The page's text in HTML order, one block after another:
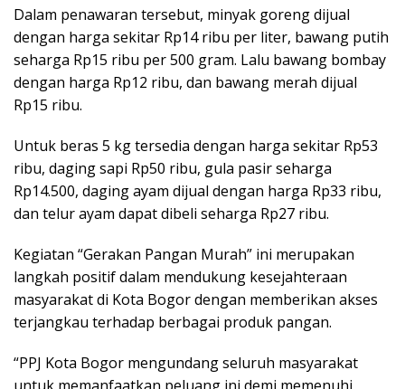
Dalam penawaran tersebut, minyak goreng dijual
dengan harga sekitar Rp14 ribu per liter, bawang putih
seharga Rp15 ribu per 500 gram. Lalu bawang bombay
dengan harga Rp12 ribu, dan bawang merah dijual
Rp15 ribu.
Untuk beras 5 kg tersedia dengan harga sekitar Rp53
ribu, daging sapi Rp50 ribu, gula pasir seharga
Rp14.500, daging ayam dijual dengan harga Rp33 ribu,
dan telur ayam dapat dibeli seharga Rp27 ribu.
Kegiatan “Gerakan Pangan Murah” ini merupakan
langkah positif dalam mendukung kesejahteraan
masyarakat di Kota Bogor dengan memberikan akses
terjangkau terhadap berbagai produk pangan.
“PPJ Kota Bogor mengundang seluruh masyarakat